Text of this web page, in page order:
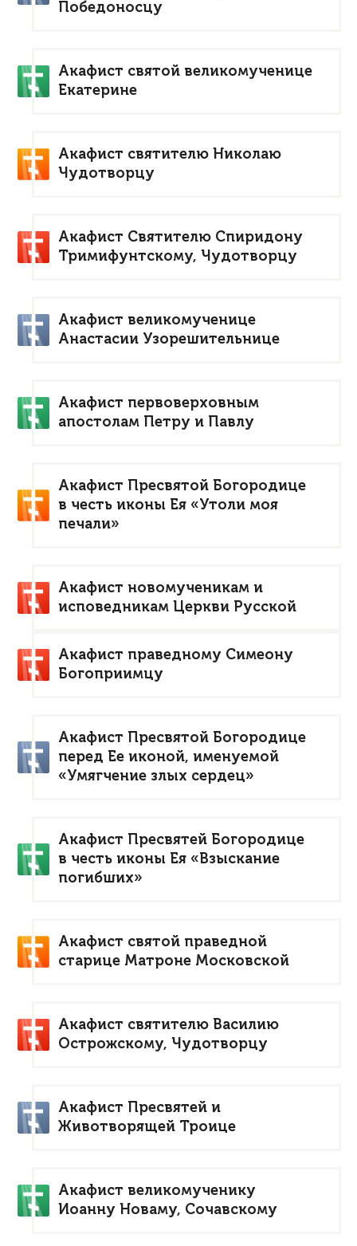
Победоносцу
Акафист святой великомученице
Екатерине
Акафист святителю Николаю
Чудотворцу
Акафист Святителю Спиридону
Тримифунтскому, Чудотворцу
Акафист великомученице
Анастасии Узорешительнице
Акафист первоверховным
апостолам Петру и Павлу
Акафист Пресвятой Богородице
в честь иконы Ея «Утоли моя
печали»
Акафист новомученикам и
исповедникам Церкви Русской
Акафист праведному Симеону
Богоприимцу
Акафист Пресвятой Богородице
перед Ее иконой, именуемой
«Умягчение злых сердец»
Акафист Пресвятей Богородице
в честь иконы Ея «Взыскание
погибших»
Акафист святой праведной
старице Матроне Московской
Акафист святителю Василию
Острожскому, Чудотворцу
Акафист Пресвятей и
Животворящей Троице
Акафист великомученику
Иоанну Новаму, Сочавскому